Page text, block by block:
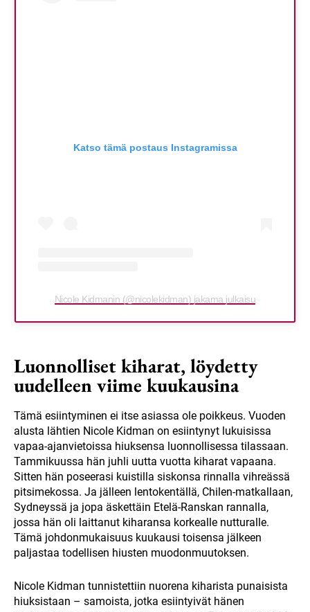
Katso tämä postaus Instagramissa
Nicole Kidmanin (@nicolekidman) jakama julkaisu
Luonnolliset kiharat, löydetty
uudelleen viime kuukausina
Tämä esiintyminen ei itse asiassa ole poikkeus. Vuoden
alusta lähtien Nicole Kidman on esiintynyt lukuisissa
vapaa-ajanvietoissa hiuksensa luonnollisessa tilassaan.
Tammikuussa hän juhli uutta vuotta kiharat vapaana.
Sitten hän poseerasi kuistilla siskonsa rinnalla vihreässä
pitsimekossa. Ja jälleen lentokentällä, Chilen-matkallaan,
Sydneyssä ja jopa äskettäin Etelä-Ranskan rannalla,
jossa hän oli laittanut kiharansa korkealle nutturalle.
Tämä johdonmukaisuus kuukausi toisensa jälkeen
paljastaa todellisen hiusten muodonmuutoksen.
Nicole Kidman tunnistettiin nuorena kiharista punaisista
hiuksistaan – samoista, jotka esiintyivät hänen